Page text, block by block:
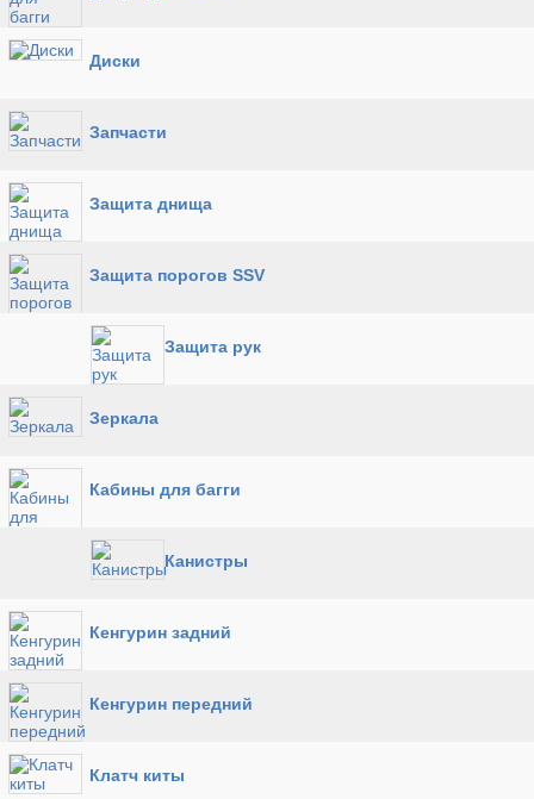
Диски
Запчасти
Защита днища
Защита порогов SSV
Защита рук
Зеркала
Кабины для багги
Канистры
Кенгурин задний
Кенгурин передний
Клатч киты